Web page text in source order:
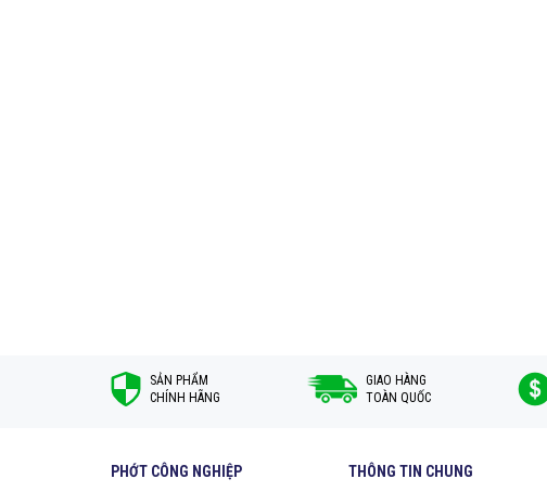
SẢN PHẨM
CHÍNH HÃNG
GIAO HÀNG
TOÀN QUỐC
PHỚT CÔNG NGHIỆP THÔNG TIN CHUNG